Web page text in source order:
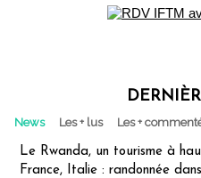
News Les + lus Les +
Le Rwanda, un tourisme à
France, Italie : randonnée